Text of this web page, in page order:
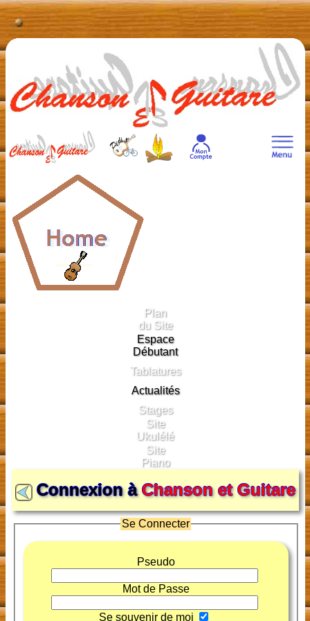
Plan
du Site
Espace
Débutant
Tablatures
Actualités
Stages
Site
Ukulélé
Site
Piano
Connexion àChanson et Guitare
Se Connecter
Pseudo
Mot de Passe
Se souvenir de moi